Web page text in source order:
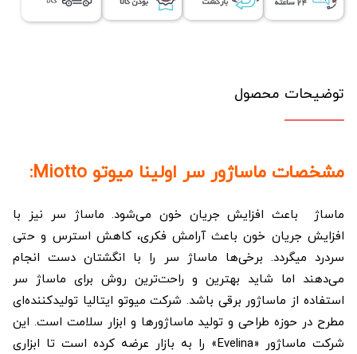
توضیحات محصول
مشخصات ماساژور سر اولینا میوتو Miotto:
ماساژ باعث افزایش جریان خون می‌شود. ماساژ سر نیز با
افزایش جریان خون باعث آرامش فکری، کاهش استرس و حتی
سردرد میگردد. برخی‌ها ماساژ سر را با انگشتان دست انجام
می‌دهند اما شاید بهترین و راحت‌ترین روش برای ماساژ سر
استفاده از ماساژور برقی باشد. شرکت میوتو ایتالیا تولیدکننده‌ای
مطرح در حوزه طراحی و تولید ماساژورها و ابزار سلامت است. این
شرکت ماساژور «Evelina» را به بازار عرضه کرده است تا ابزاری